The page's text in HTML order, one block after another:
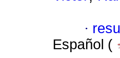
·
Español (